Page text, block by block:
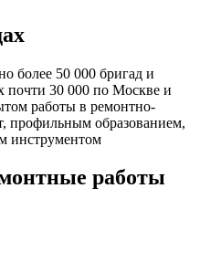
более 50 000 бригад и
почти 30 000 по Москве и
работы в ремонтно-
профильным образованием,
инструментом
работы